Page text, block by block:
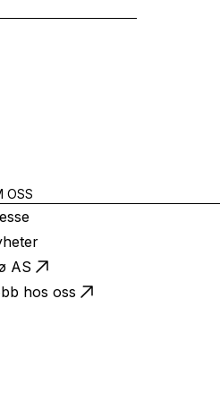
OSS
AS
hos oss